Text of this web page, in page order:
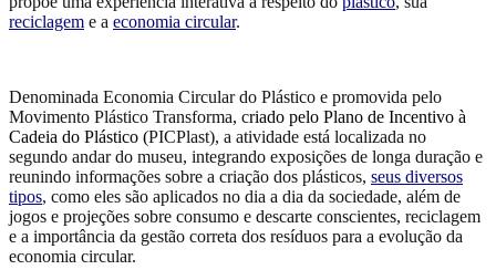
reciclagem e a economia circular.
Denominada Economia Circular do Plástico e promovida pelo
Movimento Plástico Transforma, criado pelo Plano de Incentivo à
Cadeia do Plástico (PICPlast), a atividade está localizada no
segundo andar do museu, integrando exposições de longa duração e
reunindo informações sobre a criação dos plásticos, seus diversos
tipos, como eles são aplicados no dia a dia da sociedade, além de
jogos e projeções sobre consumo e descarte conscientes, reciclagem
e a importância da gestão correta dos resíduos para a evolução da
economia circular.